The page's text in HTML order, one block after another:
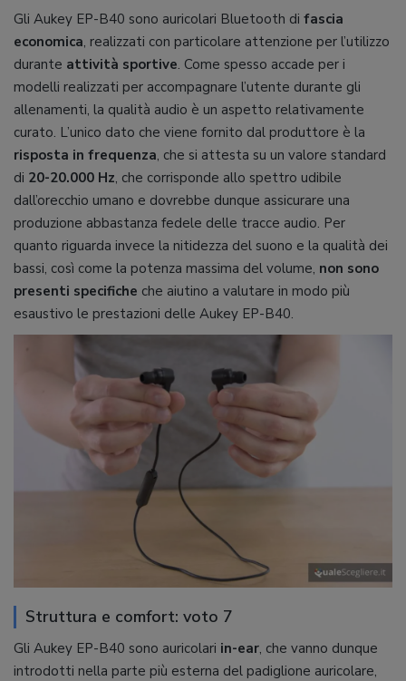
Gli Aukey EP-B40 sono auricolari Bluetooth di fascia
economica, realizzati con particolare attenzione per l’utilizzo
durante attività sportive. Come spesso accade per i
modelli realizzati per accompagnare l’utente durante gli
allenamenti, la qualità audio è un aspetto relativamente
curato. L’unico dato che viene fornito dal produttore è la
risposta in frequenza, che si attesta su un valore standard
di 20-20.000 Hz, che corrisponde allo spettro udibile
dall’orecchio umano e dovrebbe dunque assicurare una
produzione abbastanza fedele delle tracce audio. Per
quanto riguarda invece la nitidezza del suono e la qualità dei
bassi, così come la potenza massima del volume, non sono
presenti specifiche che aiutino a valutare in modo più
esaustivo le prestazioni delle Aukey EP-B40.
Struttura e comfort: voto 7
Gli Aukey EP-B40 sono auricolari in-ear, che vanno dunque
introdotti nella parte più esterna del padiglione auricolare,